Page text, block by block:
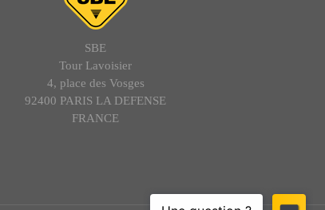
SBE
Tour Lavoisier
4, place des Vosges
92400 PARIS LA DEFENSE
FRANCE